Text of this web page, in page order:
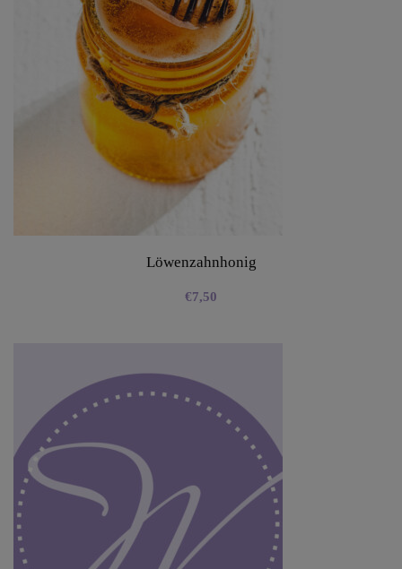
Löwenzahnhonig
€7,50